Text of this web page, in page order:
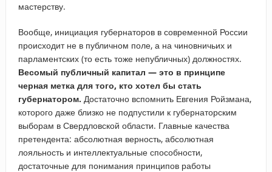
мастерству.
Вообще, инициация губернаторов в современной России
происходит не в публичном поле, а на чиновничьих и
парламентских (то есть тоже непубличных) должностях.
Весомый публичный капитал — это в принципе
черная метка для того, кто хотел бы стать
губернатором. Достаточно вспомнить Евгения Ройзмана,
которого даже близко не подпустили к губернаторским
выборам в Свердловской области. Главные качества
претендента: абсолютная верность, абсолютная
лояльность и интеллектуальные способности,
достаточные для понимания принципов работы